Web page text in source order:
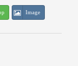
Image